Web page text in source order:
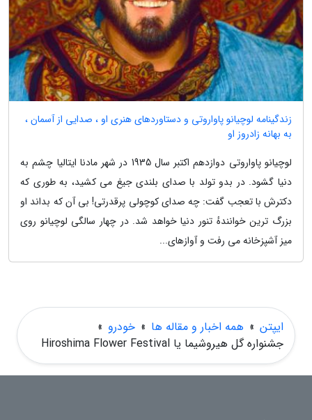
زندگینامه لوچیانو پاواروتی و دستاوردهای هنری او ، صدایی از آسمان ،
به بهانه زادروز او
لوچیانو پاواروتی دوازدهم اکتبر سال 1935 در شهر مادنا ایتالیا چشم به
دنیا گشود. در بدو تولد با صدای بلندی جیغ می کشید، به طوری که
دکترش با تعجب گفت: چه صدای کوچولی پرقدرتی! بی آن که بداند او
بزرگ ترین خوانندهٔ تنور دنیا خواهد شد. در چهار سالگی لوچیانو روی
میز آشپزخانه می رفت و آوازهای...
ایپتن » همه اخبار و مقاله ها » خودرو »
جشنواره گل هیروشیما یا Hiroshima Flower Festival